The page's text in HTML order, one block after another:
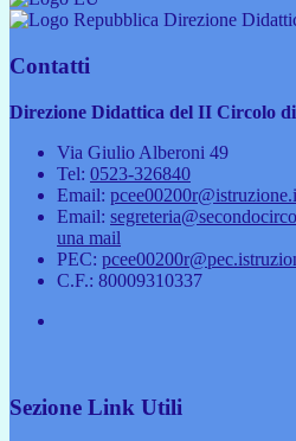
Direzione
Contatti
Direzione Didattica del II Circolo di
Via Giulio Alberoni 49
Tel: 0523-326840
Email:
Email:
una mail
PEC:
C.F.: 80009310337
Sezione Link Utili